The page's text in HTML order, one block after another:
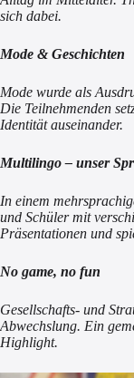
sich dabei.
Mode & Geschichten
Mode wurde als
Die Teilnehmenden
Identität auseinander.
Multilingo – unser
In einem
und Schüler mit
Präsentationen und
No game, no fun
Gesellschafts- und
Abwechslung. Ein
Highlight.